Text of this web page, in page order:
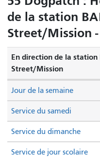
de la station
Street/Mission -
En direction de la station
Street/Mission
Service du samedi
Service du dimanche
Jour de la semaine
Service de jour scolaire